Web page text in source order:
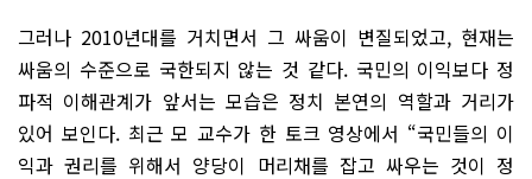
그러나 2010년대를 거치면서 그 싸움이 변질되었고, 현재는
싸움의 수준으로 국한되지 않는 것 같다. 국민의 이익보다 정
파적 이해관계가 앞서는 모습은 정치 본연의 역할과 거리가
있어 보인다. 최근 모 교수가 한 토크 영상에서 “국민들의 이
익과 권리를 위해서 양당이 머리채를 잡고 싸우는 것이 정